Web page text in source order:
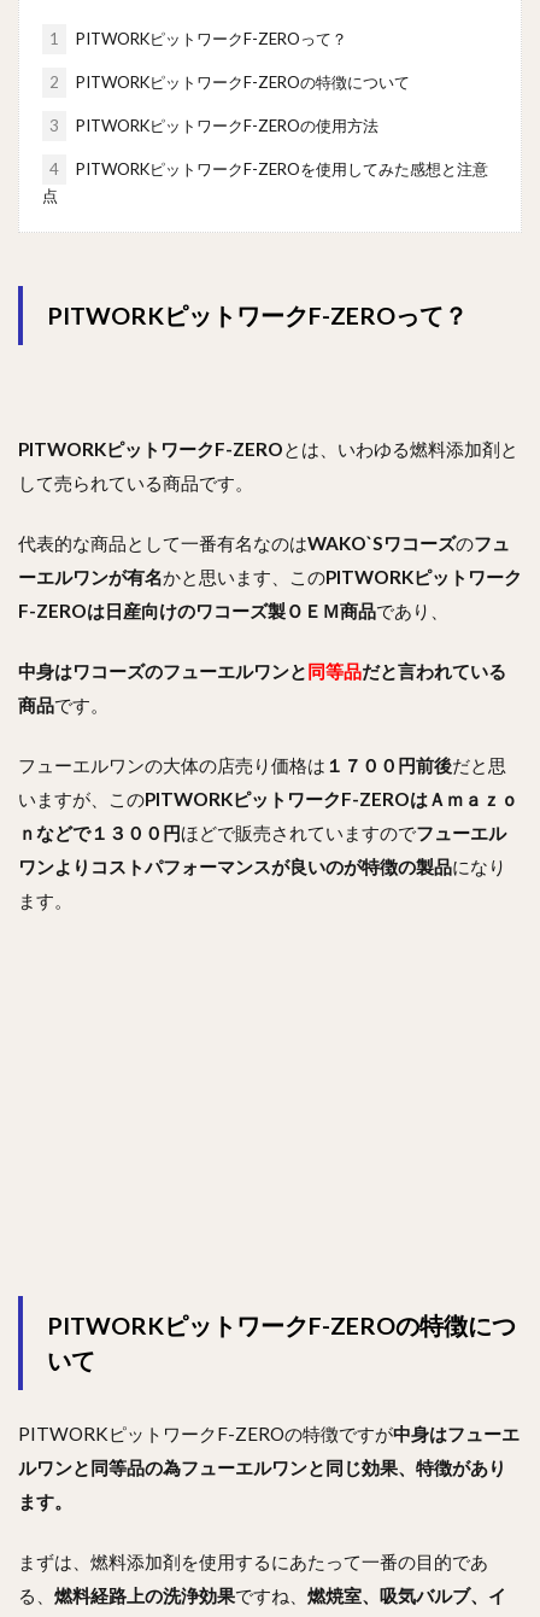
1 PITWORKピットワークF-ZEROって？
2 PITWORKピットワークF-ZEROの特徴について
3 PITWORKピットワークF-ZEROの使用方法
4
PITWORKピットワークF-ZEROを使用してみた感想と注意
点
PITWORKピットワークF-ZEROって？
PITWORKピットワークF-ZEROとは、いわゆる燃料添加剤と
して売られている商品です。
代表的な商品として一番有名なのはWAKO`Sワコーズのフュ
ーエルワンが有名かと思います、このPITWORKピットワーク
F-ZEROは日産向けのワコーズ製ＯＥＭ商品であり、
中身はワコーズのフューエルワンと同等品だと言われている
商品です。
フューエルワンの大体の店売り価格は １７００円前後だと思
いますが、このPITWORKピットワークF-ZEROはＡｍａｚｏ
ｎなどで１３００円ほどで販売されていますのでフューエル
ワンよりコストパフォーマンスが良いのが特徴の製品になり
ます。
PITWORKピットワークF-ZEROの特徴につ
いて
PITWORKピットワークF-ZEROの特徴ですが中身はフューエ
ルワンと同等品の為フューエルワンと同じ効果、特徴があり
ます。
まずは、燃料添加剤を使用するにあたって一番の目的であ
る、 燃料経路上の洗浄効果ですね、 燃焼室、吸気バルブ、イ